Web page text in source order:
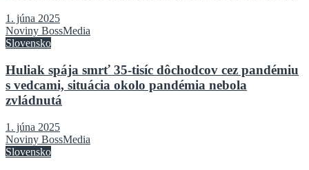
1. júna 2025
Noviny BossMedia
Slovensko
Huliak spája smrť 35-tisíc dôchodcov cez pandémiu
s vedcami, situácia okolo pandémia nebola
zvládnutá
1. júna 2025
Noviny BossMedia
Slovensko